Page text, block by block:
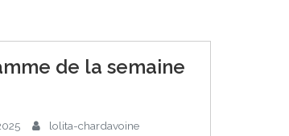
de la semaine
lolita-chardavoine